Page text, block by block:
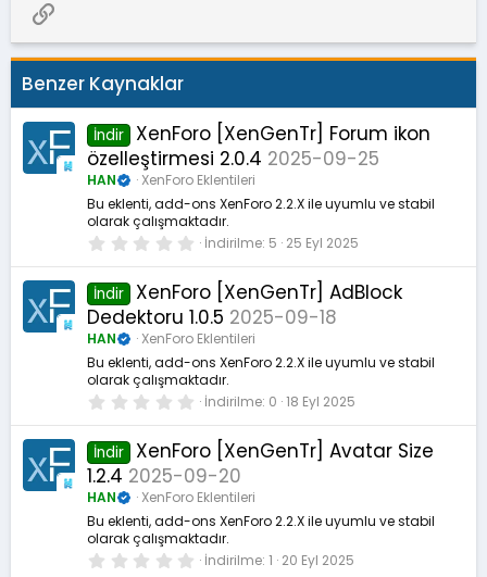
Link
Benzer Kaynaklar
İndir
XenForo [XenGenTr] Forum ikon
özelleştirmesi 2.0.4 2025-09-25
HAN
XenForo Eklentileri
Bu eklenti, add-ons XenForo 2.2.X ile uyumlu ve stabil
olarak çalışmaktadır.
0
0
0
y
ı
d
ı
z
İndirilme 5 25 Eyl 2025
İndir
XenForo [XenGenTr] AdBlock
Dedektoru 1.0.5 2025-09-18
HAN
XenForo Eklentileri
Bu eklenti, add-ons XenForo 2.2.X ile uyumlu ve stabil
olarak çalışmaktadır.
0
0
0
y
ı
d
ı
z
İndirilme 0 18 Eyl 2025
İndir
XenForo [XenGenTr] Avatar Size
1.2.4 2025-09-20
HAN
XenForo Eklentileri
Bu eklenti, add-ons XenForo 2.2.X ile uyumlu ve stabil
olarak çalışmaktadır.
0 İndirilme 1 20 Eyl 2025